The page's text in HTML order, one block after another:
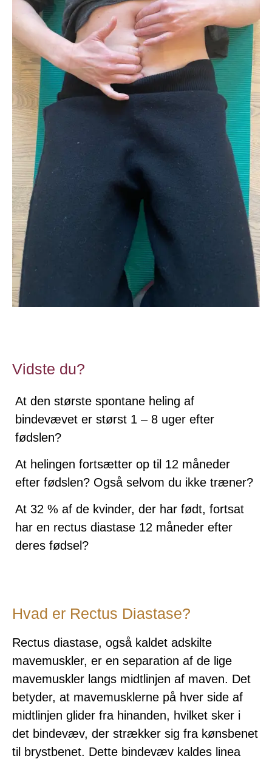
Vidste du?
At den største spontane heling af
bindevævet er størst 1 – 8 uger efter
fødslen?
At helingen fortsætter op til 12 måneder
efter fødslen? Også selvom du ikke træner?
At 32 % af de kvinder, der har født, fortsat
har en rectus diastase 12 måneder efter
deres fødsel?
Hvad er Rectus Diastase?
Rectus diastase, også kaldet adskilte
mavemuskler, er en separation af de lige
mavemuskler langs midtlinjen af maven. Det
betyder, at mavemusklerne på hver side af
midtlinjen glider fra hinanden, hvilket sker i
det bindevæv, der strækker sig fra kønsbenet
til brystbenet. Dette bindevæv kaldes linea